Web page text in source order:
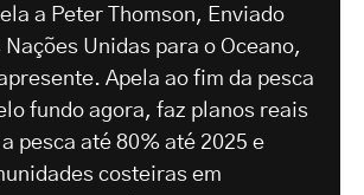
a Peter Thomson, Enviado
Nações Unidas para o Oceano,
Apela ao fim da pesca
fundo agora, faz planos reais
pesca até 80% até 2025 e
costeiras em